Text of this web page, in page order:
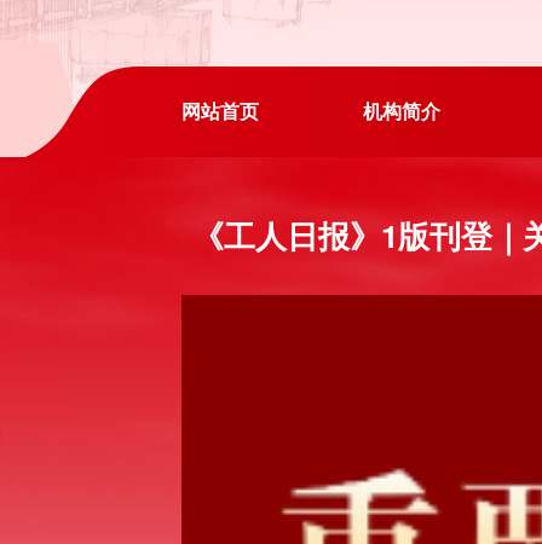
网站首页 机构简介
《工人日报》1版刊登